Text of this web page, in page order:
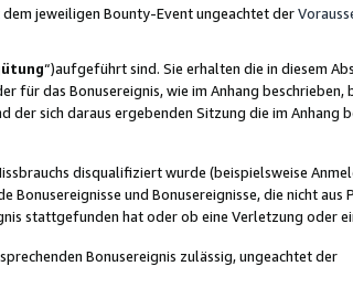
jeweiligen Bounty-Event ungeachtet der
“)aufgeführt sind. Sie erhalten die in diesem
für das Bonusereignis, wie im Anhang beschrieben,
sich daraus ergebenden Sitzung die im Anhang
disqualifiziert wurde (beispielsweise
und Bonusereignisse, die nicht aus
stattgefunden hat oder ob eine Verletzung oder
Bonusereignis zulässig, ungeachtet der